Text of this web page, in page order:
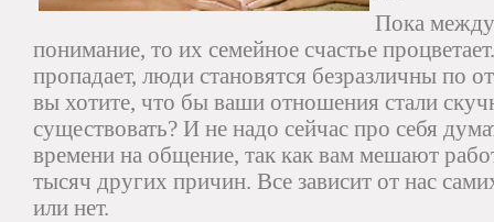
Пока
понимание, то их семейное счастье
пропадает, люди становятся безразличны по
вы хотите, что бы ваши отношения стали
существовать? И не надо сейчас про себя
времени на общение, так как вам мешают
тысяч других причин. Все зависит от нас
или нет.